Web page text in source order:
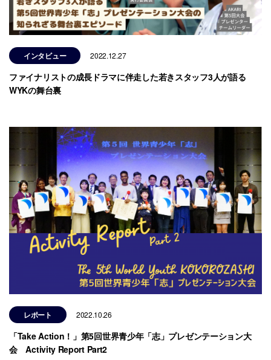
インタビュー 2022.12.27
ファイナリストの成長ドラマに伴走した若きスタッフ3人が語る
WYKの舞台裏
レポート 2022.10.26
「Take Action！」第5回世界青少年「志」プレゼンテーション大
会 Activity Report Part2